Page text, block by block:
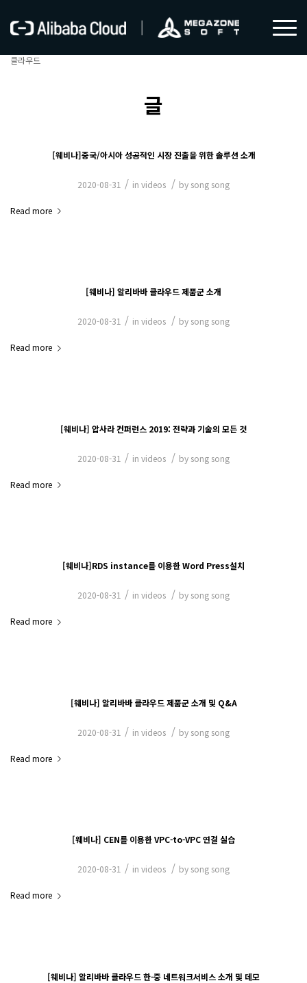
클라우드
글
[웨비나]중국/아시아 성공적인 시장 진출을 위한 솔루션 소개
2020-08-31 / in videos / by song song
Read more
[웨비나] 알리바바 클라우드 제품군 소개
2020-08-31 / in videos / by song song
Read more
[웨비나] 압사라 컨퍼런스 2019: 전략과 기술의 모든 것
2020-08-31 / in videos / by song song
Read more
[웨비나]RDS instance를 이용한 Word Press설치
2020-08-31 / in videos / by song song
Read more
[웨비나] 알리바바 클라우드 제품군 소개 및 Q&A
2020-08-31 / in videos / by song song
Read more
[웨비나] CEN를 이용한 VPC-to-VPC 연결 실습
2020-08-31 / in videos / by song song
Read more
[웨비나] 알리바바 클라우드 한-중 네트워크서비스 소개 및 데모